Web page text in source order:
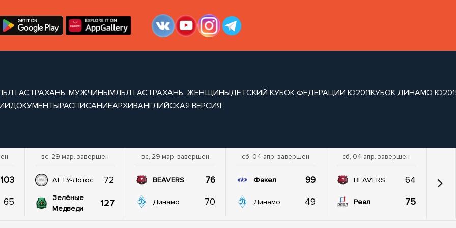
| АСТРАХАНЬ. МУЖЧИНЫМЛБЛ | АСТРАХАНЬ. ЖЕНЩИНЫДЕТСКИЙ КУБОК ФЕДЕРАЦИИ Ю2011КУБОК ДИНАМО
ДОКУМЕНТЫРАСПИСАНИЕАРХИВАНГЛИЙСКАЯ ВЕРСИЯ
103
65
вс, 29 мар. завершен
АГТУ-Лотос 72
Зелёные
Медведи
127
вс, 29 мар. завершен
BEAVERS 76
Динамо 70
сб, 04 апр. завершен
Факел 99
Динамо 49
сб, 04 апр. завершен
BEAVERS 64
Реал 75